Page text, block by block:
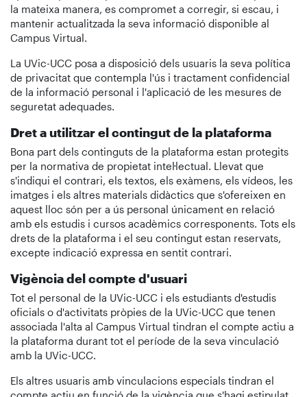
la mateixa manera, es compromet a corregir, si escau, i
mantenir actualitzada la seva informació disponible al
Campus Virtual.
La UVic-UCC posa a disposició dels usuaris la seva política
de privacitat que contempla l'ús i tractament confidencial
de la informació personal i l'aplicació de les mesures de
seguretat adequades.
Dret a utilitzar el contingut de la plataforma
Bona part dels continguts de la plataforma estan protegits
per la normativa de propietat intel·lectual. Llevat que
s'indiqui el contrari, els textos, els exàmens, els vídeos, les
imatges i els altres materials didàctics que s'ofereixen en
aquest lloc són per a ús personal únicament en relació
amb els estudis i cursos acadèmics corresponents. Tots els
drets de la plataforma i el seu contingut estan reservats,
excepte indicació expressa en sentit contrari.
Vigència del compte d'usuari
Tot el personal de la UVic-UCC i els estudiants d'estudis
oficials o d'activitats pròpies de la UVic-UCC que tenen
associada l'alta al Campus Virtual tindran el compte actiu a
la plataforma durant tot el període de la seva vinculació
amb la UVic-UCC.
Els altres usuaris amb vinculacions especials tindran el